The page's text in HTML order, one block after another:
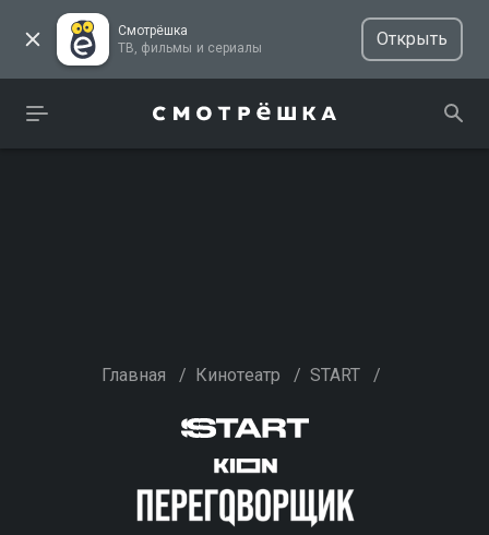
Смотрёшка
ТВ, фильмы и сериалы
Открыть
Главная / Кинотеатр / START /